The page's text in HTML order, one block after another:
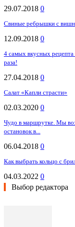
29.07.2018 0
Свиные ребрышки с
12.09.2018 0
4 самых вкусных рецепта
раза!
27.04.2018 0
Салат «Капли страсти»
02.03.2020 0
Чудо в маршрутке. Мы
остановок в...
06.04.2018 0
Как выбрать кольцо с
04.03.2022 0
Выбор редактора